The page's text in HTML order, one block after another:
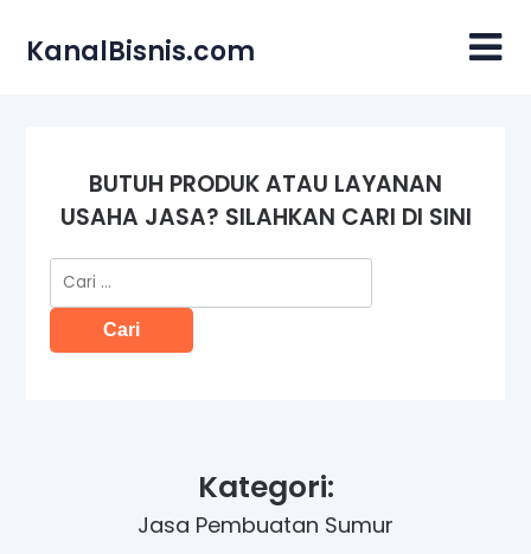
content
KanalBisnis.com
BUTUH PRODUK ATAU LAYANAN
USAHA JASA? SILAHKAN CARI DI SINI
Cari
untuk:
Kategori:
Jasa Pembuatan Sumur